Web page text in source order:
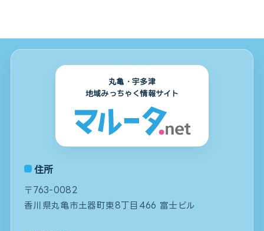
丸亀・宇多津
地域みっちゃく情報サイト
住所
〒763-0082
香川県丸亀市土器町東8丁目466 富士ビル